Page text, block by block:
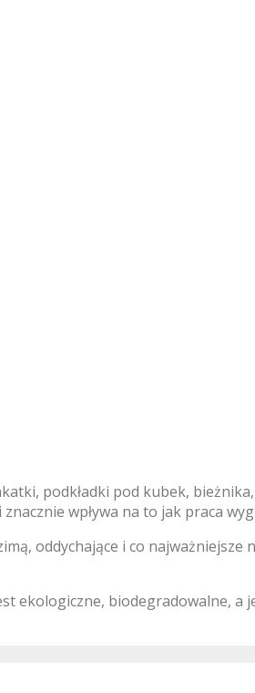
podkładki pod kubek,
wpływa na to jak praca
oddychające i co
ekologiczne, biodegradowalne, a